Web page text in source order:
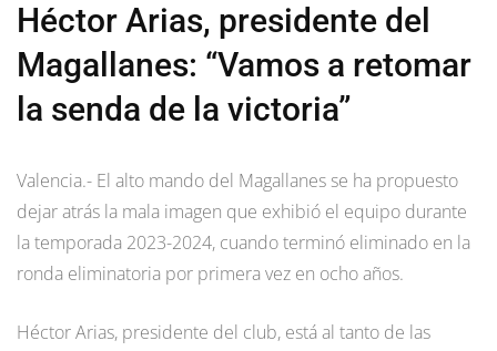
Héctor Arias, presidente del
Magallanes: “Vamos a retomar
la senda de la victoria”
Valencia.- El alto mando del Magallanes se ha propuesto
dejar atrás la mala imagen que exhibió el equipo durante
la temporada 2023-2024, cuando terminó eliminado en la
ronda eliminatoria por primera vez en ocho años.
Héctor Arias, presidente del club, está al tanto de las